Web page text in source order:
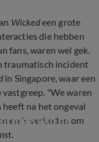
Wickedeen grote
die hebben
fans, waren wel gek.
traumatisch incident
in Singapore, waar een
"We waren
heeft na het ongeval
en is verboden om
van de